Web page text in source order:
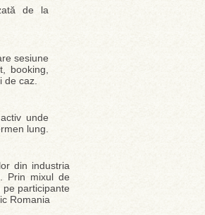
de la
sesiune
booking,
caz.
unde
lung.
din industria
Prin mixul de
participante
Romania